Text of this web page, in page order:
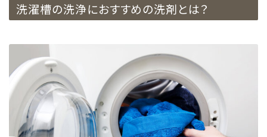
洗濯槽の洗浄におすすめの洗剤とは？